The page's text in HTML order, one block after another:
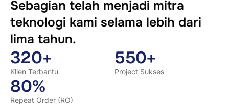
Sebagian telah menjadi mitra
teknologi kami selama lebih dari
lima tahun.
320+
Klien Terbantu
550+
Project Sukses
80%
Repeat Order (RO)